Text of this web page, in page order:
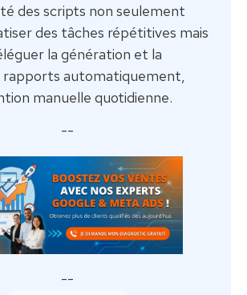
des scripts non seulement
des tâches répétitives mais
la génération et la
rapports automatiquement,
manuelle quotidienne.
--
--